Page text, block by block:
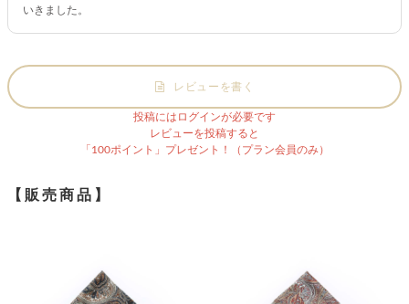
いきました。
レビューを書く
投稿にはログインが必要です
レビューを投稿すると
「100ポイント」プレゼント！（プラン会員のみ）
【販売商品】